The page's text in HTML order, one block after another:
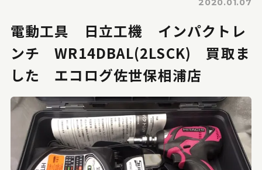
2020.01.07
電動工具 日立工機 インパクトレ
ンチ WR14DBAL(2LSCK) 買取ま
した エコログ佐世保相浦店